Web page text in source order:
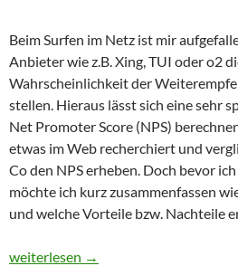
Beim Surfen im Netz ist mir
Anbieter wie z.B. Xing, TUI oder o2
Wahrscheinlichkeit der
stellen. Hieraus lässt sich eine sehr
Net Promoter Score (NPS)
etwas im Web recherchiert und
Co den NPS erheben. Doch bevor
möchte ich kurz zusammenfassen
und welche Vorteile bzw. Nachteile
Der Net Promoter Score (NPS)
weiterlesen →